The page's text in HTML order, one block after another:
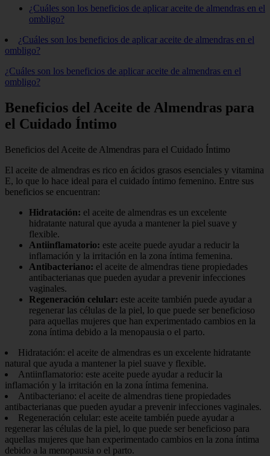
¿Cuáles son los beneficios de aplicar aceite de almendras en el
ombligo?
¿Cuáles son los beneficios de aplicar aceite de almendras en el
ombligo?
¿Cuáles son los beneficios de aplicar aceite de almendras en el
ombligo?
Beneficios del Aceite de Almendras para
el Cuidado Íntimo
Beneficios del Aceite de Almendras para el Cuidado Íntimo
El aceite de almendras es rico en ácidos grasos esenciales y vitamina
E, lo que lo hace ideal para el cuidado íntimo femenino. Entre sus
beneficios se encuentran:
Hidratación: el aceite de almendras es un excelente
hidratante natural que ayuda a mantener la piel suave y
flexible.
Antiinflamatorio: este aceite puede ayudar a reducir la
inflamación y la irritación en la zona íntima femenina.
Antibacteriano: el aceite de almendras tiene propiedades
antibacterianas que pueden ayudar a prevenir infecciones
vaginales.
Regeneración celular: este aceite también puede ayudar a
regenerar las células de la piel, lo que puede ser beneficioso
para aquellas mujeres que han experimentado cambios en la
zona íntima debido a la menopausia o el parto.
Hidratación: el aceite de almendras es un excelente hidratante
natural que ayuda a mantener la piel suave y flexible.
Antiinflamatorio: este aceite puede ayudar a reducir la
inflamación y la irritación en la zona íntima femenina.
Antibacteriano: el aceite de almendras tiene propiedades
antibacterianas que pueden ayudar a prevenir infecciones vaginales.
Regeneración celular: este aceite también puede ayudar a
regenerar las células de la piel, lo que puede ser beneficioso para
aquellas mujeres que han experimentado cambios en la zona íntima
debido a la menopausia o el parto.